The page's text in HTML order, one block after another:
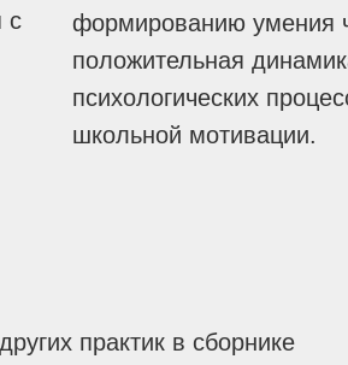
с
формированию умения
положительная
психологических
школьной мотивации.
практик в сборнике